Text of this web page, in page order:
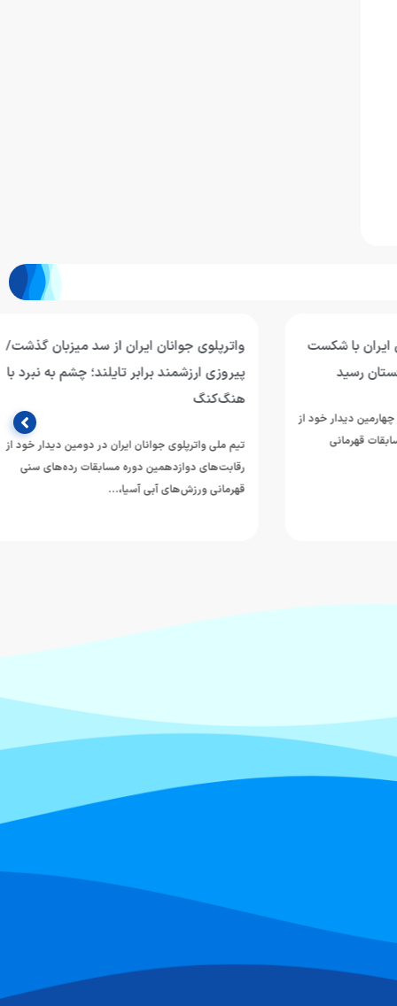
با شکست
رسید
دیدار خود از
قهرمانی
واترپلوی جوانان ایران از سد میزبان گذشت/
پیروزی ارزشمند برابر تایلند؛ چشم به نبرد با
هنگ‌کنگ
تیم ملی واترپلوی جوانان ایران در دومین دیدار خود از
رقابت‌های دوازدهمین دوره مسابقات رده‌های سنی
قهرمانی ورزش‌های آبی آسیا،…